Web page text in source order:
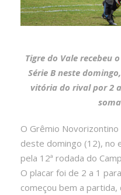
Tigre do Vale recebeu
Série B neste
vitória do rival por 2
O Grêmio Novorizontino
deste domingo (12), no
pela 12ª rodada do
O placar foi de 2 a 1
começou bem a partida,